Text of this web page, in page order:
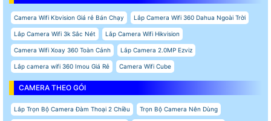
Camera Wifi Kbvision Giá rẻ Bán Chạy Lắp Camera Wifi 360 Dahua Ngoài Trời
Lắp Camera Wifi 3k Sắc Nét Lắp Camera Wifi Hikvision
Camera Wifi Xoay 360 Toàn Cảnh Lắp Camera 2.0MP Ezviz
Lắp camera wifi 360 Imou Giá Rẻ Camera Wifi Cube
CAMERA THEO GÓI
Lắp Trọn Bộ Camera Đàm Thoại 2 Chiều Trọn Bộ Camera Nên Dùng